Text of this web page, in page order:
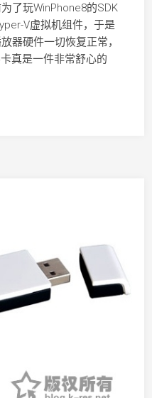
了玩WinPhone8的SDK
V虚拟机组件，于是
器硬件一切恢复正常，
真是一件非常舒心的